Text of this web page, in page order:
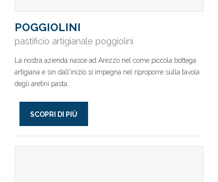
POGGIOLINI
pastificio artigianale poggiolini
La nostra azienda nasce ad Arezzo nel come piccola bottega
artigiana e sin dall'inizio si impegna nel riproporre sulla tavola
degli aretini pasta..
SCOPRI DI PIÙ